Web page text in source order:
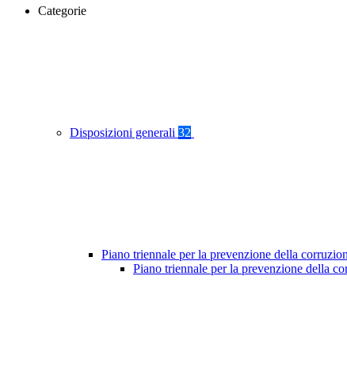
Categorie
Disposizioni generali 32
Piano triennale per la prevenzione della
Piano triennale per la prevenzione della